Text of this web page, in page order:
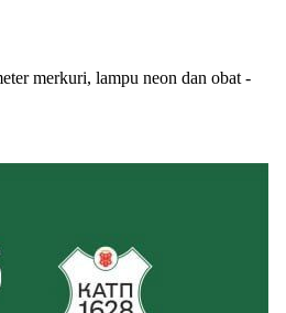
merkuri, lampu neon dan obat -